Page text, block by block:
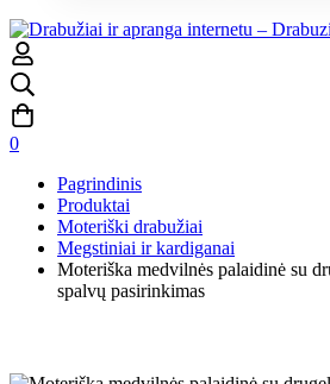
0
Pagrindinis
Produktai
Moteriški drabužiai
Megstiniai ir kardiganai
Moteriška medvilnės palaidinė su
spalvų pasirinkimas